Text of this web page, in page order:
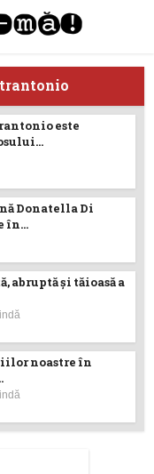
este
Donatella Di
în...
abruptă și tăioasă a
noastre în